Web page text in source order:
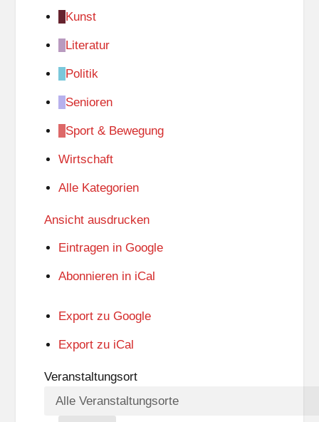
Kunst
Literatur
Politik
Senioren
Sport & Bewegung
Wirtschaft
Alle Kategorien
Ansicht ausdrucken
Eintragen in Google
Abonnieren in iCal
Export zu Google
Export zu iCal
Veranstaltungsort